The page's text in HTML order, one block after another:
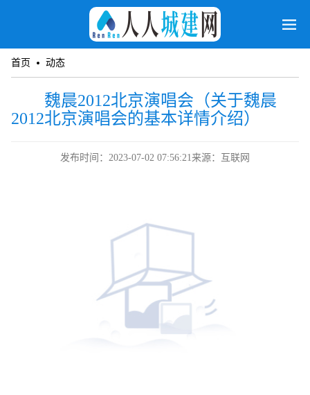
首页 动态
魏晨2012北京演唱会（关于魏晨
2012北京演唱会的基本详情介绍）
发布时间：2023-07-02 07:56:21来源：互联网